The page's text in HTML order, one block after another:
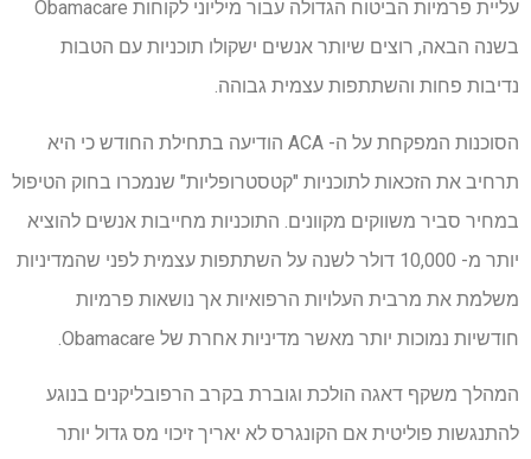
עליית פרמיות הביטוח הגדולה עבור מיליוני לקוחות Obamacare
בשנה הבאה, רוצים שיותר אנשים ישקולו תוכניות עם הטבות
נדיבות פחות והשתתפות עצמית גבוהה.
הסוכנות המפקחת על ה- ACA הודיעה בתחילת החודש כי היא
תרחיב את הזכאות לתוכניות "קטסטרופליות" שנמכרו בחוק הטיפול
במחיר סביר משווקים מקוונים. התוכניות מחייבות אנשים להוציא
יותר מ- 10,000 דולר לשנה על השתתפות עצמית לפני שהמדיניות
משלמת את מרבית העלויות הרפואיות אך נושאות פרמיות
חודשיות נמוכות יותר מאשר מדיניות אחרת של Obamacare.
המהלך משקף דאגה הולכת וגוברת בקרב הרפובליקנים בנוגע
להתנגשות פוליטית אם הקונגרס לא יאריך זיכוי מס גדול יותר